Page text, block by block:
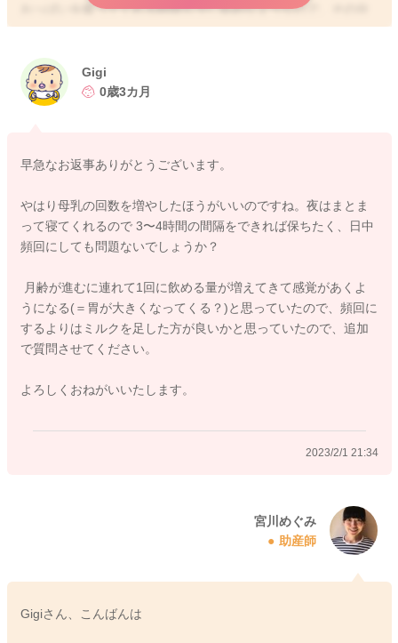
おっぱいを吸ってくれる時間も少し短めなようなので、その分
もう少し回数を増やしてみてはどうかな？と思いました。
と思いますよ。そのようにされてみての体重の増えがどうなっ
ていくのか、みてみるのもいいと思います。
また寝ぼけているようなタイミングであれば、しっかりと量を
飲んでくれるようでしたら、そのタイミングを生かして亜げる
ようにされるのも、哺乳量が稼げて良いのではないかと思いま
した。
よかったら参考になさってみてください。
どうぞよろしくお願いします。
Gigi
0歳3カ月
早急なお返事ありがとうございます。
やはり母乳の回数を増やしたほうがいいのですね。夜はまとま
って寝てくれるので 3〜4時間の間隔をできれば保ちたく、日中
頻回にしても問題ないでしょうか？
月齢が進むに連れて1回に飲める量が増えてきて感覚があくよ
うになる(＝胃が大きくなってくる？)と思っていたので、頻回に
するよりはミルクを足した方が良いかと思っていたので、追加
で質問させてください。
よろしくおねがいいたします。
2023/2/1 21:34
宮川めぐみ
助産師
Gigiさん、こんばんは